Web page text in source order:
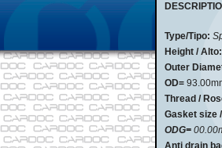
Type/Tipo:
Height / Alto:
Outer
OD=
Thread /
Gasket size
ODG=
Anti drain